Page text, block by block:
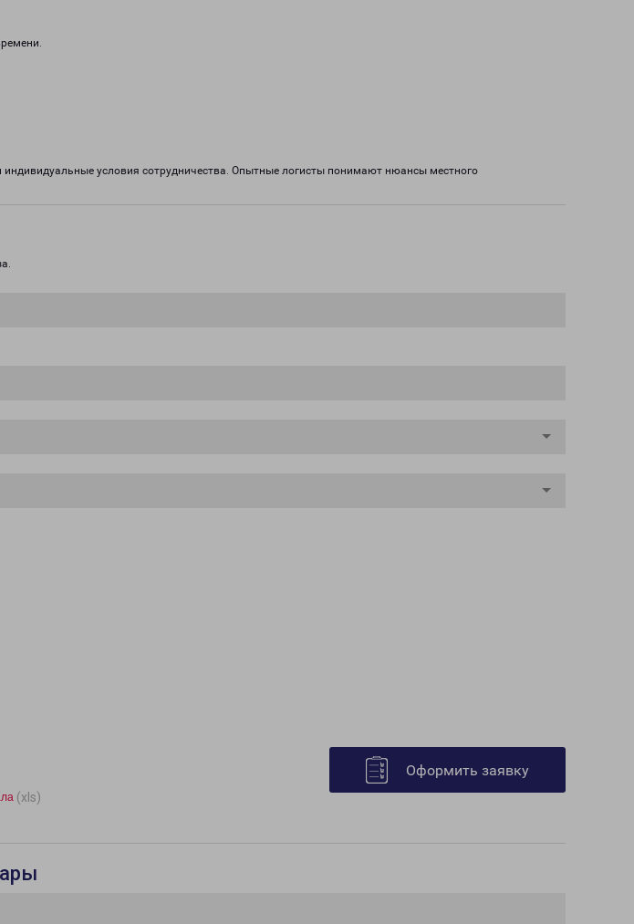
условия сотрудничества. Опытные логисты понимают нюансы местного
(xls)
Оформить заявку